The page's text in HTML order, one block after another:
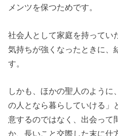
メンツを保つためです。
社会人として家庭を持ってい
気持ちが強くなったときに、
す。
しかも、ほかの聖人のように
の人となら暮らしていける」
意するのではなく、出会って
か、長いこと交際した末に仕